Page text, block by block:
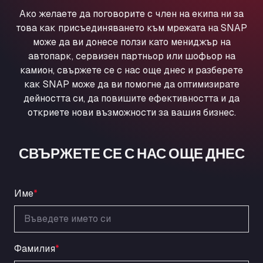
Ul. Torunska 147, 85884
Aqua Ariva GmbH
Marie-Curie-Straße 24, 68219
Aral Autohof Bockel
An der Autobahn 1, 27404
ARAL Autohof Bockenem
Oppelner Str. 1, 31167
ARAL Autohof Merklingen
ARAL Autohof Preis
GmbH
Obernburger Str. 127, 63811
Ardleigh South Services
Area 47 Hermanos Rico
Ако желаете да поговорите с член на екипа ни за
това как присъединяването към мрежата на SNAP
може да ви донесе ползи като мениджър на
автопарк, сервизен партньор или шофьор на
камион, свържете се с нас още днес и разберете
как SNAP може да ви помогне да оптимизирате
дейността си, да повишите ефективността и да
откриете нови възможности за вашия бизнес.
СВЪРЖЕТЕ СЕ С НАС ОЩЕ ДНЕС
Име*
Фамилия*